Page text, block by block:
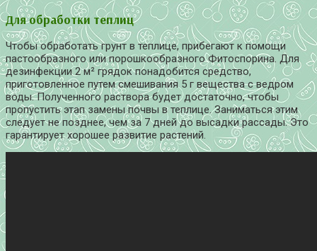
Для обработки теплиц
Чтобы обработать грунт в теплице, прибегают к помощи
пастообразного или порошкообразного Фитоспорина. Для
дезинфекции 2 м² грядок понадобится средство,
приготовленное путем смешивания 5 г вещества с ведром
воды. Полученного раствора будет достаточно, чтобы
пропустить этап замены почвы в теплице. Заниматься этим
следует не позднее, чем за 7 дней до высадки рассады. Это
гарантирует хорошее развитие растений.